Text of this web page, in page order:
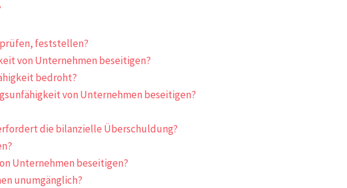
feststellen?
von Unternehmen beseitigen?
bedroht?
von Unternehmen beseitigen?
die bilanzielle Überschuldung?
Unternehmen beseitigen?
unumgänglich?